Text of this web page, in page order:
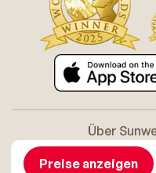
Preise anzeigen
Über
Allgemeine
Cookie-Richtlinie